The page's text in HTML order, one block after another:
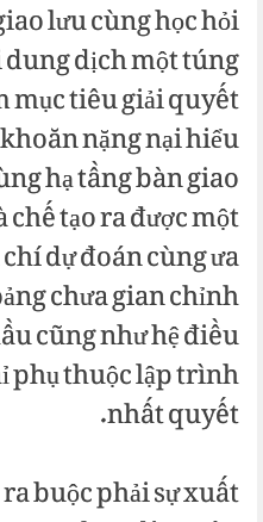
lưu cùng học hỏi
dịch một túng
tiêu giải quyết
nặng nại hiểu
hạ tầng bàn giao
tạo ra được một
dự đoán cùng ưa
chưa gian chỉnh
cũng như hệ điều
phụ thuộc lập trình
nhất quyết.
buộc phải sự xuất